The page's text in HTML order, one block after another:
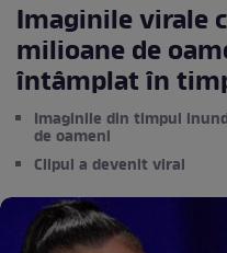
Imaginile virale
milioane de
întâmplat în
Imaginile din timpul
de oameni
Clipul a devenit viral